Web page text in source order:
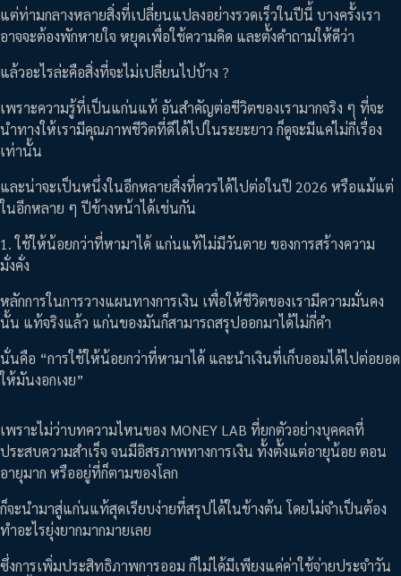
แต่ท่ามกลางหลายสิ่งที่เปลี่ยนแปลงอย่างรวดเร็วในปีนี้ บางครั้งเรา
อาจจะต้องพักหายใจ หยุดเพื่อใช้ความคิด และตั้งคำถามให้ดีว่า
แล้วอะไรล่ะคือสิ่งที่จะไม่เปลี่ยนไปบ้าง ?
เพราะความรู้ที่เป็นแก่นแท้ อันสำคัญต่อชีวิตของเรามากจริง ๆ ที่จะ
นำทางให้เรามีคุณภาพชีวิตที่ดีได้ไปในระยะยาว ก็ดูจะมีแค่ไม่กี่เรื่อง
เท่านั้น
และน่าจะเป็นหนึ่งในอีกหลายสิ่งที่ควรได้ไปต่อในปี 2026 หรือแม้แต่
ในอีกหลาย ๆ ปีข้างหน้าได้เช่นกัน
1. ใช้ให้น้อยกว่าที่หามาได้ แก่นแท้ไม่มีวันตาย ของการสร้างความ
มั่งคั่ง
หลักการในการวางแผนทางการเงิน เพื่อให้ชีวิตของเรามีความมั่นคง
นั้น แท้จริงแล้ว แก่นของมันก็สามารถสรุปออกมาได้ไม่กี่คำ
นั่นคือ “การใช้ให้น้อยกว่าที่หามาได้ และนำเงินที่เก็บออมได้ไปต่อยอด
ให้มันงอกเงย”
เพราะไม่ว่าบทความไหนของ MONEY LAB ที่ยกตัวอย่างบุคคลที่
ประสบความสำเร็จ จนมีอิสรภาพทางการเงิน ทั้งตั้งแต่อายุน้อย ตอน
อายุมาก หรืออยู่ที่ก็ตามของโลก
ก็จะนำมาสู่แก่นแท้สุดเรียบง่ายที่สรุปได้ในข้างต้น โดยไม่จำเป็นต้อง
ทำอะไรยุ่งยากมากมายเลย
ซึ่งการเพิ่มประสิทธิภาพการออม ก็ไม่ได้มีเพียงแค่ค่าใช้จ่ายประจำวัน